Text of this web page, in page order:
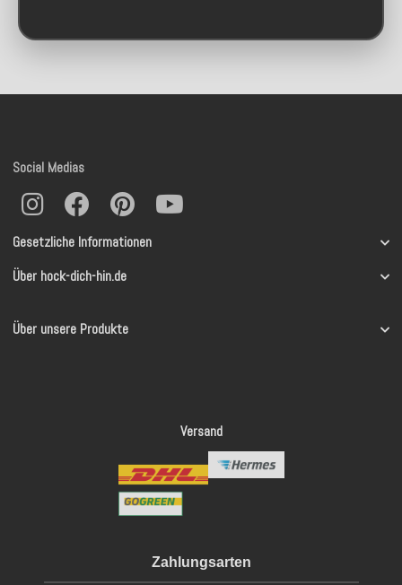
Gesetzliche Informationen
Über hock-dich-hin.de
Über unsere Produkte
Social Medias
Versand
Zahlungsarten